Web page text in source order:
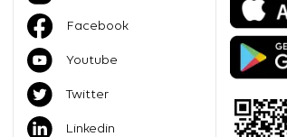
Facebook
Youtube
Twitter
Linkedin